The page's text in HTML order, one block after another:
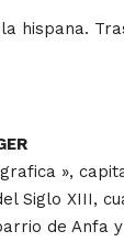
hispana.
»,
Siglo XIII,
de Anfa